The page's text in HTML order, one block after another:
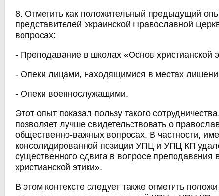
8. Отметить как положительный предыдущий
представителей Украинской Православной
вопросах:
- Преподавание в школах «Основ христианской
- Опеки лицами, находящимися в местах
- Опеки военнослужащими.
Этот опыт показал пользу такого
позволяет лучше свидетельствовать о
общественно-важных вопросах. В частности,
консолидированной позиции УПЦ и УПЦ КП
существенного сдвига в вопросе преподавания
христианской этики».
В этом контексте следует также отметить